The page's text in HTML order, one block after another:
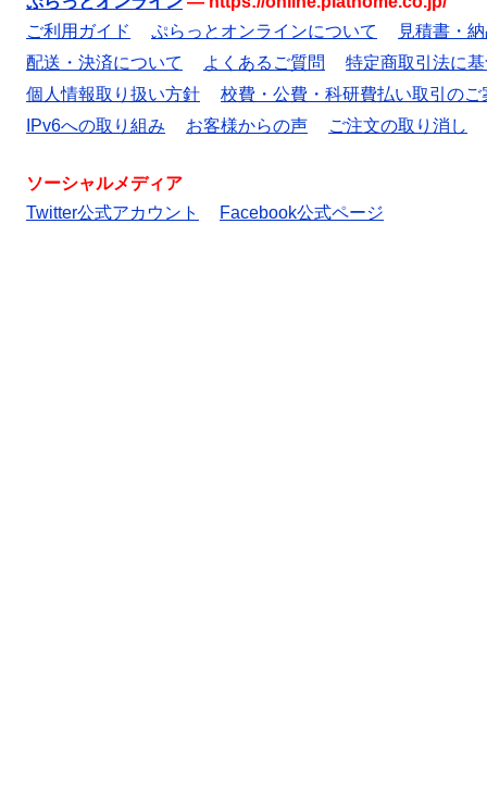
ご利用ガイド
ぷらっとオンラインについて
見積書・
配送・決済について
よくあるご質問
特定商取引法に
個人情報取り扱い方針
校費・公費・科研費払い取引のご
IPv6への取り組み
お客様からの声 ご注文の取り消し
ソーシャルメディア
Twitter公式アカウント
Facebook公式ページ